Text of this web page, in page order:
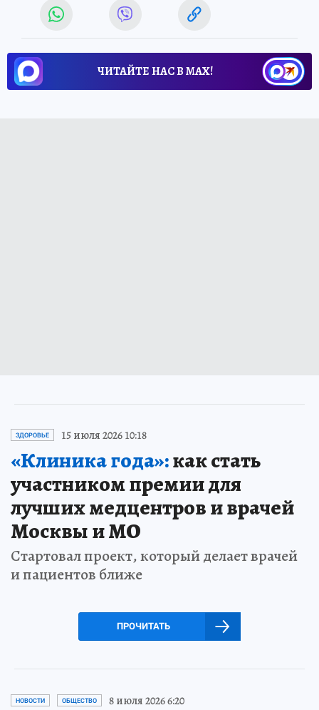
ЧИТАЙТЕ НАС В МАХ!
ЗДОРОВЬЕ 15 июля 2026 10:18
«Клиника года»:как стать
участником премии для
лучших медцентров и врачей
Москвы и МО
Стартовал проект, который делает врачей
и пациентов ближе
ПРОЧИТАТЬ
НОВОСТИ ОБЩЕСТВО 8 июля 2026 6:20